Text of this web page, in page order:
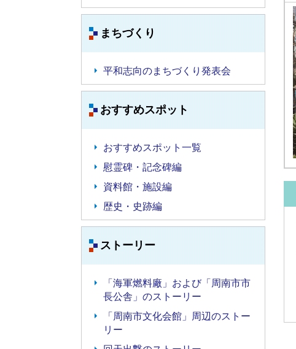
まちづくり
平和志向のまちづくり発表会
おすすめスポット
おすすめスポット一覧
慰霊碑・記念碑編
資料館・施設編
歴史・史跡編
ストーリー
「海軍燃料廠」および「周南市市
長公舎」のストーリー
「周南市文化会館」周辺のストー
リー